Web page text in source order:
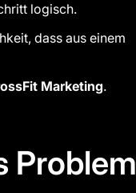
logisch.
dass aus einem
Marketing.
Problem